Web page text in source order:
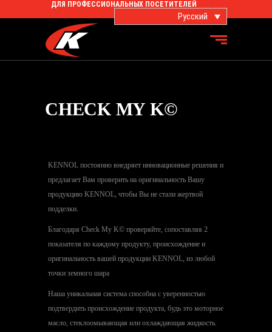
ДЛЯ ПРОФЕССИОНАЛЬНЫХ ПОСЕТИТЕЛЕЙ
Русский
CHECK MY K©
KENNOL постоянно внедряет инновационные решения и
предлагает Вам проверить на оригинальность Вашу
продукцию KENNOL, чтобы Вы не стали жертвой
подделки.
Благодаря Check My K© проверяйте, сопоставляя 2
показателя по каждому продукту, происхождение и
оригинальность вашей продукции KENNOL, из любой
точки земного шара
Наша уникальная система способна с уверенностью
подтвердить происхождение продукта, будь это моторное
масло, стеклоомывающая или охлаждающая жидкость.